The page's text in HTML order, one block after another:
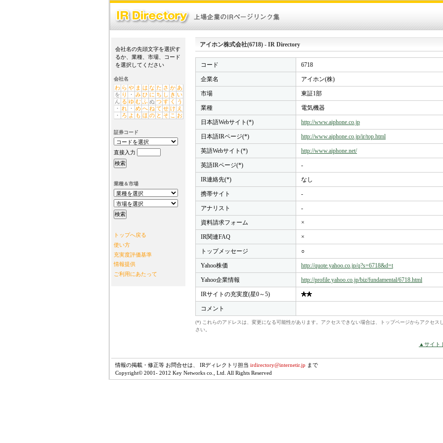
会社名の先頭文字を選択す
るか、業種、市場、コード
を選択してください
会社名
わ ら や ま は な た さ か あ
を り ・ み ひ に ち し き い
ん る ゆ む ふ ぬ つ す く
う
・ れ ・ め へ ね て せ け え
・
ろ よ も ほ の と そ こ お
証券コード
直接入力
業種＆市場
トップへ戻る
使い方
充実度評価基準
情報提供
ご利用にあたって
アイホン株式会社(6718) - IR Directory
コード 6718
企業名 アイホン(株)
市場 東証1部
業種 電気機器
日本語Webサイト(*) http://www.aiphone.co.jp
日本語IRページ(*) http://www.aiphone.co.jp/ir/top.html
英語Webサイト(*) http://www.aiphone.net/
英語IRページ(*) -
IR連絡先(*) なし
携帯サイト -
アナリスト -
資料請求フォーム ×
IR関連FAQ ×
トップメッセージ ○
Yahoo株価 http://quote.yahoo.co.jp/q?s=6718&d=t
Yahoo企業情報 http://profile.yahoo.co.jp/biz/fundamental/6718.html
IRサイトの充実度(星0～5)
コメント
(*) これらのアドレスは、変更になる可能性があります。アクセスできない場合は、トップページからアクセス
さい。
▲サイト
情報の掲載・修正等 お問合せは、 IRディレクトリ担当 irdirectory@internetir.jp まで
Copyright© 2001- 2012 Key Networks co., Ltd. All Rights Reserved